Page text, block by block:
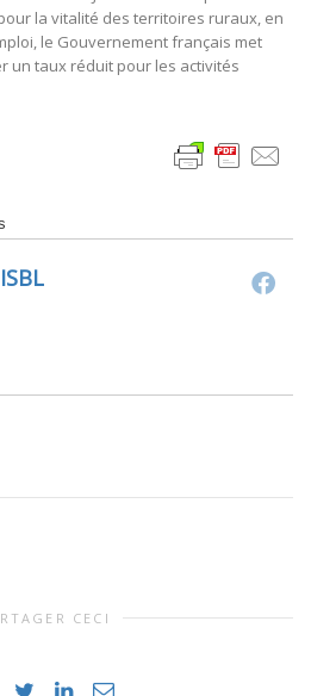
la vitalité des territoires ruraux, en
le Gouvernement français met
taux réduit pour les activités
CECI